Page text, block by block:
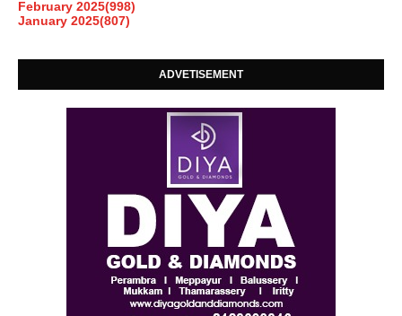
February 2025(998)
January 2025(807)
ADVETISEMENT